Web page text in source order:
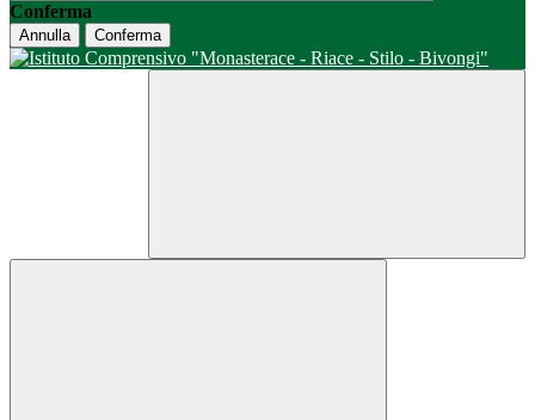
Conferma
Annulla Conferma